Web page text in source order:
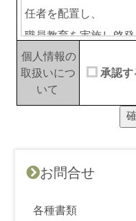
任者を配置し、
職員教育を実施し啓
患者様・利用者様の
要な範囲においての
ついては、
使用いたしません。
改善に努めています。
は診療上、個人情報
個人情報の
取扱いにつ
いて
承認す
お問合せ
各種書類